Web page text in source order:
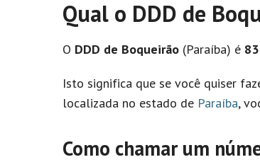
Qual o DDD de
O DDD de Boqueirão (Paraíba) é 83
Isto significa que se você quiser
localizada no estado de Paraíba,
Como chamar um